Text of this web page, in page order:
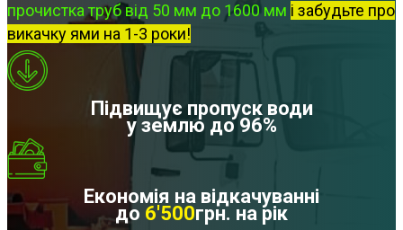
прочистка труб від 50 мм до 1600 мм і забудьте про
викачку ями на 1-3 роки!
Підвищує пропуск води
у землю до 96%
Економія на відкачуванні
до 6'500грн. на рік